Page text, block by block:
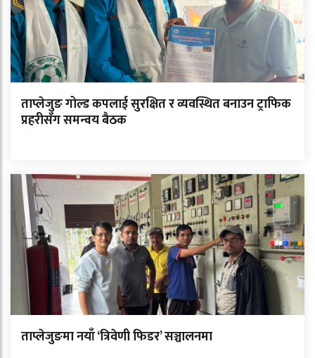
ताप्लेजुङ गोल्ड कपलाई सुरक्षित र व्यवस्थित बनाउन ट्राफिक
प्रहरीसँग समन्वय बैठक
ताप्लेजुङमा नयाँ ‘त्रिवेणी फिडर’ सञ्चालनमा